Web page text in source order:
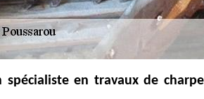
spécialiste en travaux de